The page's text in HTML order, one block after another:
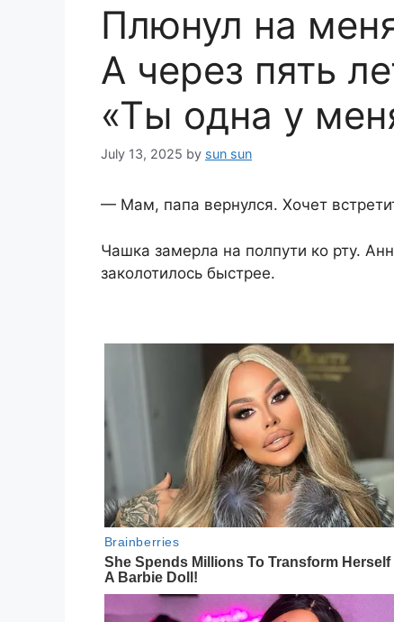
Плюнул на
А через пять
«Ты одна у
July 13, 2025 by sun sun
— Мам, папа вернулся. Хочет
Чашка замерла на полпути ко рту.
заколотилось быстрее.